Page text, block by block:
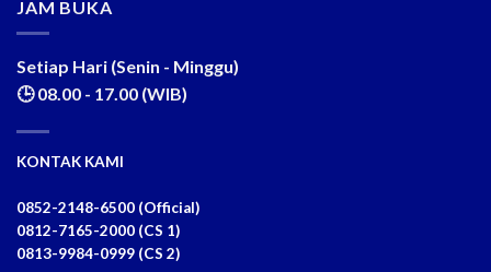
JAM BUKA
Setiap Hari (Senin - Minggu)
🕒 08.00 - 17.00 (WIB)
KONTAK KAMI
0852-2148-6500 (Official)
0812-7165-2000 (CS 1)
0813-9984-0999 (CS 2)